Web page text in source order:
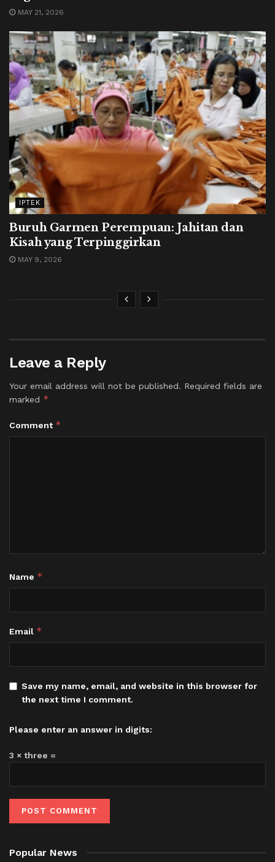
MAY 21, 2026
IPTEK
Buruh Garmen Perempuan: Jahitan dan
Kisah yang Terpinggirkan
MAY 9, 2026
Leave a Reply
Your email address will not be published. Required fields are
marked *
Comment *
Name *
Email *
Save my name, email, and website in this browser for
the next time I comment.
Please enter an answer in digits:
3 × three =
Popular News